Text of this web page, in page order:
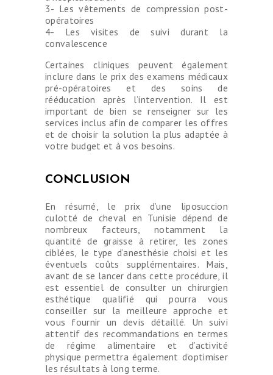
CONTACT
DEMANDE DE
3- Les vêtements de compression post-
opératoires
4- Les visites de suivi durant la
convalescence
Certaines cliniques peuvent également
inclure dans le prix des examens médicaux
pré-opératoires et des soins de
rééducation après l’intervention. Il est
important de bien se renseigner sur les
services inclus afin de comparer les offres
et de choisir la solution la plus adaptée à
votre budget et à vos besoins.
CONCLUSION
En résumé, le prix d’une liposuccion
culotté de cheval en Tunisie dépend de
nombreux facteurs, notamment la
quantité de graisse à retirer, les zones
ciblées, le type d’anesthésie choisi et les
éventuels coûts supplémentaires. Mais,
avant de se lancer dans cette procédure, il
est essentiel de consulter un chirurgien
esthétique qualifié qui pourra vous
conseiller sur la meilleure approche et
vous fournir un devis détaillé. Un suivi
attentif des recommandations en termes
de régime alimentaire et d’activité
physique permettra également d’optimiser
les résultats à long terme.